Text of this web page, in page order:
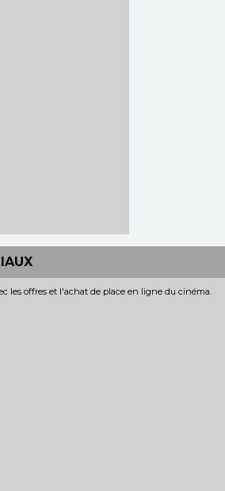
les offres et l'achat de place en ligne du cinéma.